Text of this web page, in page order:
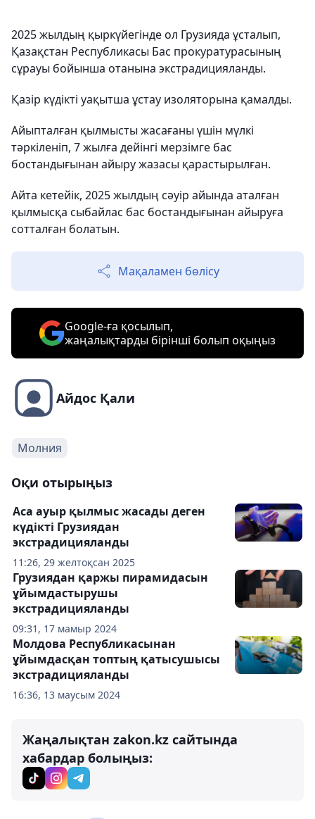
2025 жылдың қыркүйегінде ол Грузияда ұсталып,
Қазақстан Республикасы Бас прокуратурасының
сұрауы бойынша отанына экстрадицияланды.
Қазір күдікті уақытша ұстау изоляторына қамалды.
Айыпталған қылмысты жасағаны үшін мүлкі
тәркіленіп, 7 жылға дейінгі мерзімге бас
бостандығынан айыру жазасы қарастырылған.
Айта кетейік, 2025 жылдың сәуір айында аталған
қылмысқа сыбайлас бас бостандығынан айыруға
сотталған болатын.
Мақаламен бөлісу
Google-ға қосылып,
жаңалықтарды бірінші болып оқыңыз
Айдос Қали
Молния
Оқи отырыңыз
11:26, 29 желтоқсан 2025
Аса ауыр қылмыс жасады деген
күдікті Грузиядан
экстрадицияланды
09:31, 17 мамыр 2024
Грузиядан қаржы пирамидасын
ұйымдастырушы
экстрадицияланды
16:36, 13 маусым 2024
Молдова Республикасынан
ұйымдасқан топтың қатысушысы
экстрадицияланды
Жаңалықтан zakon.kz сайтында
хабардар болыңыз: